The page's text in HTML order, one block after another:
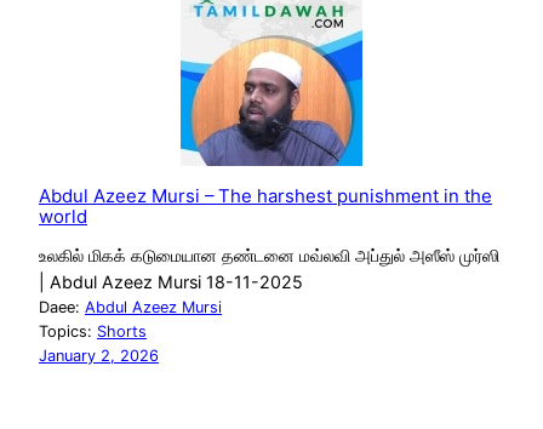
Abdul Azeez Mursi – The harshest punishment in the
world
உலகில் மிகக் கடுமையான தண்டனை மவ்லவி அப்துல் அஸீஸ் முர்ஸி
| Abdul Azeez Mursi 18-11-2025
Daee: Abdul Azeez Mursi
Topics: Shorts
January 2, 2026